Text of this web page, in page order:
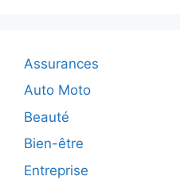
Assurances
Auto Moto
Beauté
Bien-être
Entreprise